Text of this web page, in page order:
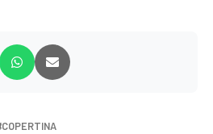
COPERTINA